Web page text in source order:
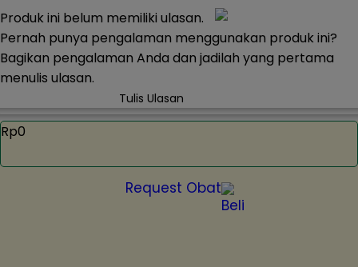
Produk ini belum memiliki ulasan.
Pernah punya pengalaman menggunakan produk ini?
Bagikan pengalaman Anda dan jadilah yang pertama
menulis ulasan.
Tulis Ulasan
Rp0
Request Obat